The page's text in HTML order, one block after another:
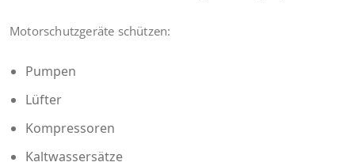
Motorschutzgeräte schützen:
Pumpen
Lüfter
Kompressoren
Kaltwassersätze